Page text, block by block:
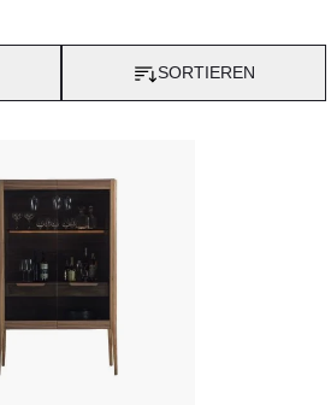
SORTIEREN